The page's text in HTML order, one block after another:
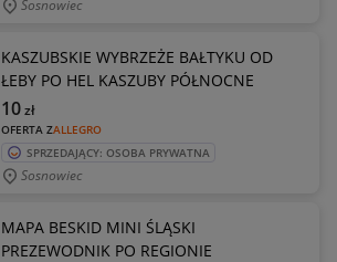
Sosnowiec
KASZUBSKIE WYBRZEŻE BAŁTYKU OD
ŁEBY PO HEL KASZUBY PÓŁNOCNE
OFERTA ZALLEGRO
10zł
SPRZEDAJĄCY: OSOBA PRYWATNA
Sosnowiec
MAPA BESKID MINI ŚLĄSKI
PREZEWODNIK PO REGIONIE